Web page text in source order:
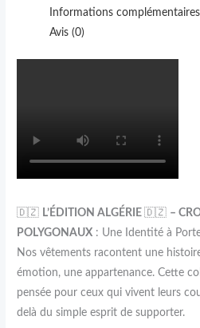
Informations complémentaires
Avis (0)
🇩🇿 L’ÉDITION ALGÉRIE🇩🇿 –
POLYGONAUX : Une Identité à
Nos vêtements racontent une
émotion, une appartenance. Cette
pensée pour ceux qui vivent leurs
delà du simple esprit de supporter.